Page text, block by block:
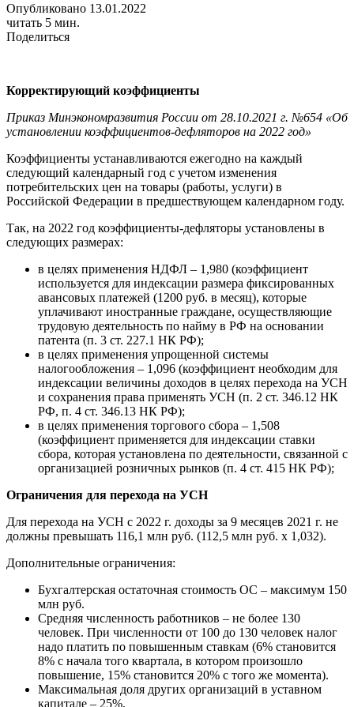
Опубликовано 13.01.2022
читать 5 мин.
Поделиться
Корректирующий коэффициенты
Приказ Минэкономразвития России от 28.10.2021 г. №654 «Об
установлении коэффициентов-дефляторов на 2022 год»
Коэффициенты устанавливаются ежегодно на каждый
следующий календарный год с учетом изменения
потребительских цен на товары (работы, услуги) в
Российской Федерации в предшествующем календарном году.
Так, на 2022 год коэффициенты-дефляторы установлены в
следующих размерах:
в целях применения НДФЛ – 1,980 (коэффициент
используется для индексации размера фиксированных
авансовых платежей (1200 руб. в месяц), которые
уплачивают иностранные граждане, осуществляющие
трудовую деятельность по найму в РФ на основании
патента (п. 3 ст. 227.1 НК РФ);
в целях применения упрощенной системы
налогообложения – 1,096 (коэффициент необходим для
индексации величины доходов в целях перехода на УСН
и сохранения права применять УСН (п. 2 ст. 346.12 НК
РФ, п. 4 ст. 346.13 НК РФ);
в целях применения торгового сбора – 1,508
(коэффициент применяется для индексации ставки
сбора, которая установлена по деятельности, связанной с
организацией розничных рынков (п. 4 ст. 415 НК РФ);
Ограничения для перехода на УСН
Для перехода на УСН с 2022 г. доходы за 9 месяцев 2021 г. не
должны превышать 116,1 млн руб. (112,5 млн руб. x 1,032).
Дополнительные ограничения:
Бухгалтерская остаточная стоимость ОС – максимум 150
млн руб.
Средняя численность работников – не более 130
человек. При численности от 100 до 130 человек налог
надо платить по повышенным ставкам (6% становится
8% с начала того квартала, в котором произошло
повышение, 15% становится 20% с того же момента).
Максимальная доля других организаций в уставном
капитале – 25%.